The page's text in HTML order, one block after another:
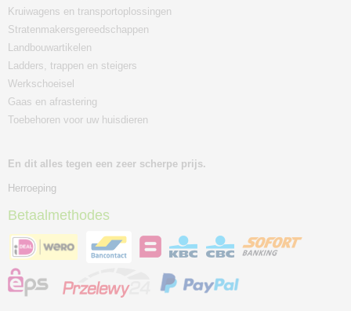
Kruiwagens en transportoplossingen
Stratenmakersgereedschappen
Landbouwartikelen
Ladders, trappen en steigers
Werkschoeisel
Gaas en afrastering
Toebehoren voor uw huisdieren
En dit alles tegen een zeer scherpe prijs.
Herroeping
Betaalmethodes